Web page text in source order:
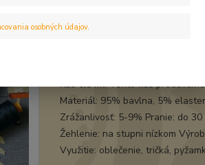
Kus 0,84m. Tento kus
Materiál: 95% bavlna, 5%
Zrážanlivosť: 5-9% Pranie: do
Žehlenie: na stupni nízkom
Využitie: oblečenie, tričká,
osobných údajov.